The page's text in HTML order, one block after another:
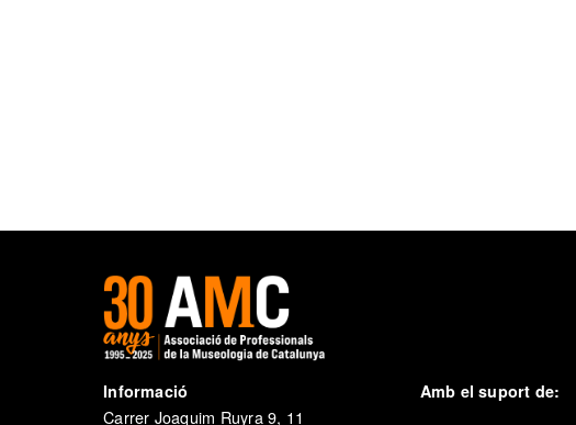
Informació
Carrer Joaquim Ruyra 9, 11
Amb el suport de: